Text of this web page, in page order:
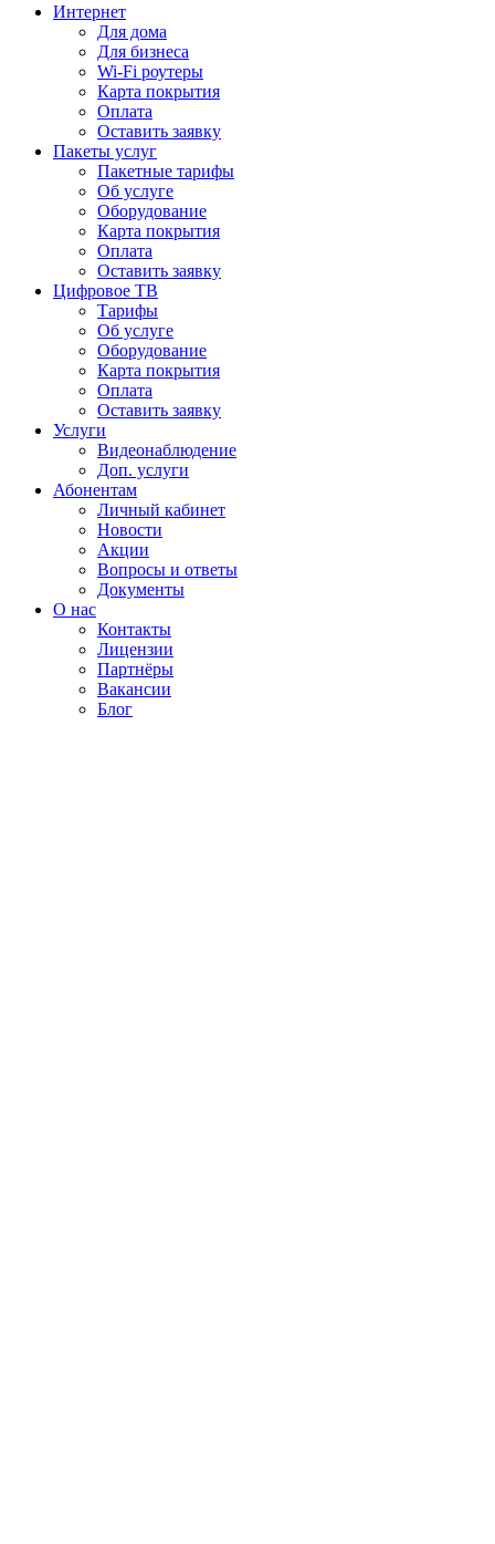
Интернет
Для дома
Для бизнеса
Wi-Fi роутеры
Карта покрытия
Оплата
Оставить заявку
Пакеты услуг
Пакетные тарифы
Об услуге
Оборудование
Карта покрытия
Оплата
Оставить заявку
Цифровое ТВ
Тарифы
Об услуге
Оборудование
Карта покрытия
Оплата
Оставить заявку
Услуги
Видеонаблюдение
Доп. услуги
Абонентам
Личный кабинет
Новости
Акции
Вопросы и ответы
Документы
О нас
Контакты
Лицензии
Партнёры
Вакансии
Блог